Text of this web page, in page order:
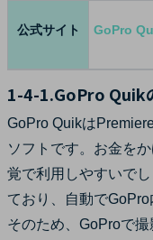
公式サイト GoPro
1-4-1.GoPro Quik
GoPro Quikは
ソフトです。お金を
覚で利用しやすいで
ており、自動でGoPro
そのため、GoProで